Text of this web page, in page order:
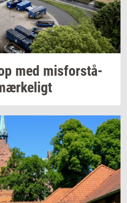
med mis­for­stå­